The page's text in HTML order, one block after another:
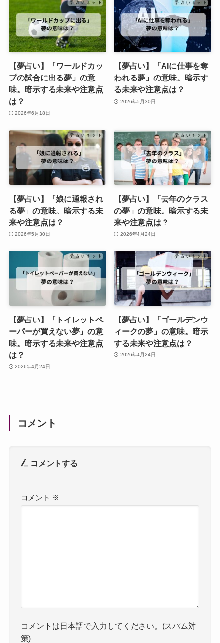
【夢占い】「ワールドカッ
プの試合に出る夢」の意
味。暗示する未来や注意点
は？
2026年6月18日
【夢占い】「AIに仕事を奪
われる夢」の意味。暗示す
る未来や注意点は？
2026年5月30日
【夢占い】「娘に通報され
る夢」の意味。暗示する未
来や注意点は？
2026年5月30日
【夢占い】「去年のクラス
の夢」の意味。暗示する未
来や注意点は？
2026年4月24日
【夢占い】「トイレットペ
ーパーが買えない夢」の意
味。暗示する未来や注意点
は？
2026年4月24日
【夢占い】「ゴールデンウ
ィークの夢」の意味。暗示
する未来や注意点は？
2026年4月24日
コメント
コメントする
コメント ※
コメントは日本語で入力してください。(スパム対
策)